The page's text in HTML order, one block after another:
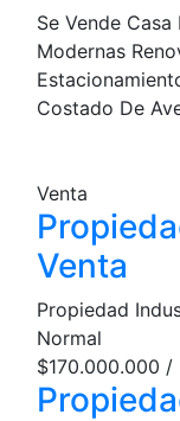
Se Vende
Modernas
Costado De
Venta
Venta
Propiedad
Normal
$170.000.000 /